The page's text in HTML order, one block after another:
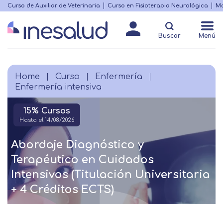
Skip
main
content
Menú
destacado
Curso de Auxiliar de Veterinaria Curso en Fisioterapia Neurológica
Buscar Menú
Breadcrumb
Home Curso
Enfermería
Enfermería intensiva
15% Cursos
Hasta el 14/08/2026
Abordaje Diagnóstico y
Terapéutico en Cuidados
Intensivos (Titulación Universitaria
+ 4 Créditos ECTS)
Matricularme